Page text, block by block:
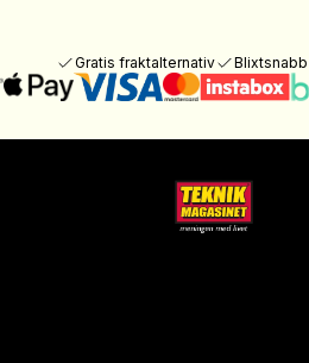
Gratis fraktalternativ